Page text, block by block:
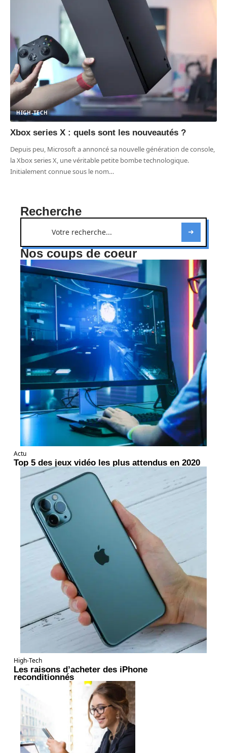
HIGH-TECH
Xbox series X : quels sont les nouveautés ?
Depuis peu, Microsoft a annoncé sa nouvelle génération de console,
la Xbox series X, une véritable petite bombe technologique.
Initialement connue sous le nom…
Recherche
Nos coups de coeur
Actu
Top 5 des jeux vidéo les plus attendus en 2020
High-Tech
Les raisons d’acheter des iPhone
reconditionnés